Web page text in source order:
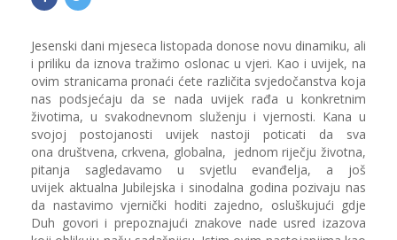
Jesenski dani mjeseca listopada donose novu dinamiku, ali
i priliku da iznova tražimo oslonac u vjeri. Kao i uvijek, na
ovim stranicama pronaći ćete različita svjedočanstva koja
nas podsjećaju da se nada uvijek rađa u konkretnim
životima, u svakodnevnom služenju i vjernosti. Kana u
svojoj postojanosti uvijek nastoji poticati da sva
ona društvena, crkvena, globalna, jednom riječju životna,
pitanja sagledavamo u svjetlu evanđelja, a još
uvijek aktualna Jubilejska i sinodalna godina pozivaju nas
da nastavimo vjernički hoditi zajedno, osluškujući gdje
Duh govori i prepoznajući znakove nade usred izazova